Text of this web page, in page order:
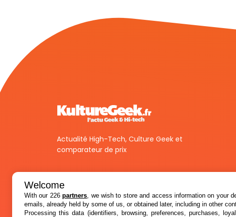
Actualité High-Tech, Culture Geek et
comparateur de prix
Welcome
With our 226partners, we wish to store and access information on your
emails, already held by some of us, or obtained later, including in other
Processing this data (identifiers, browsing, preferences, purchases,